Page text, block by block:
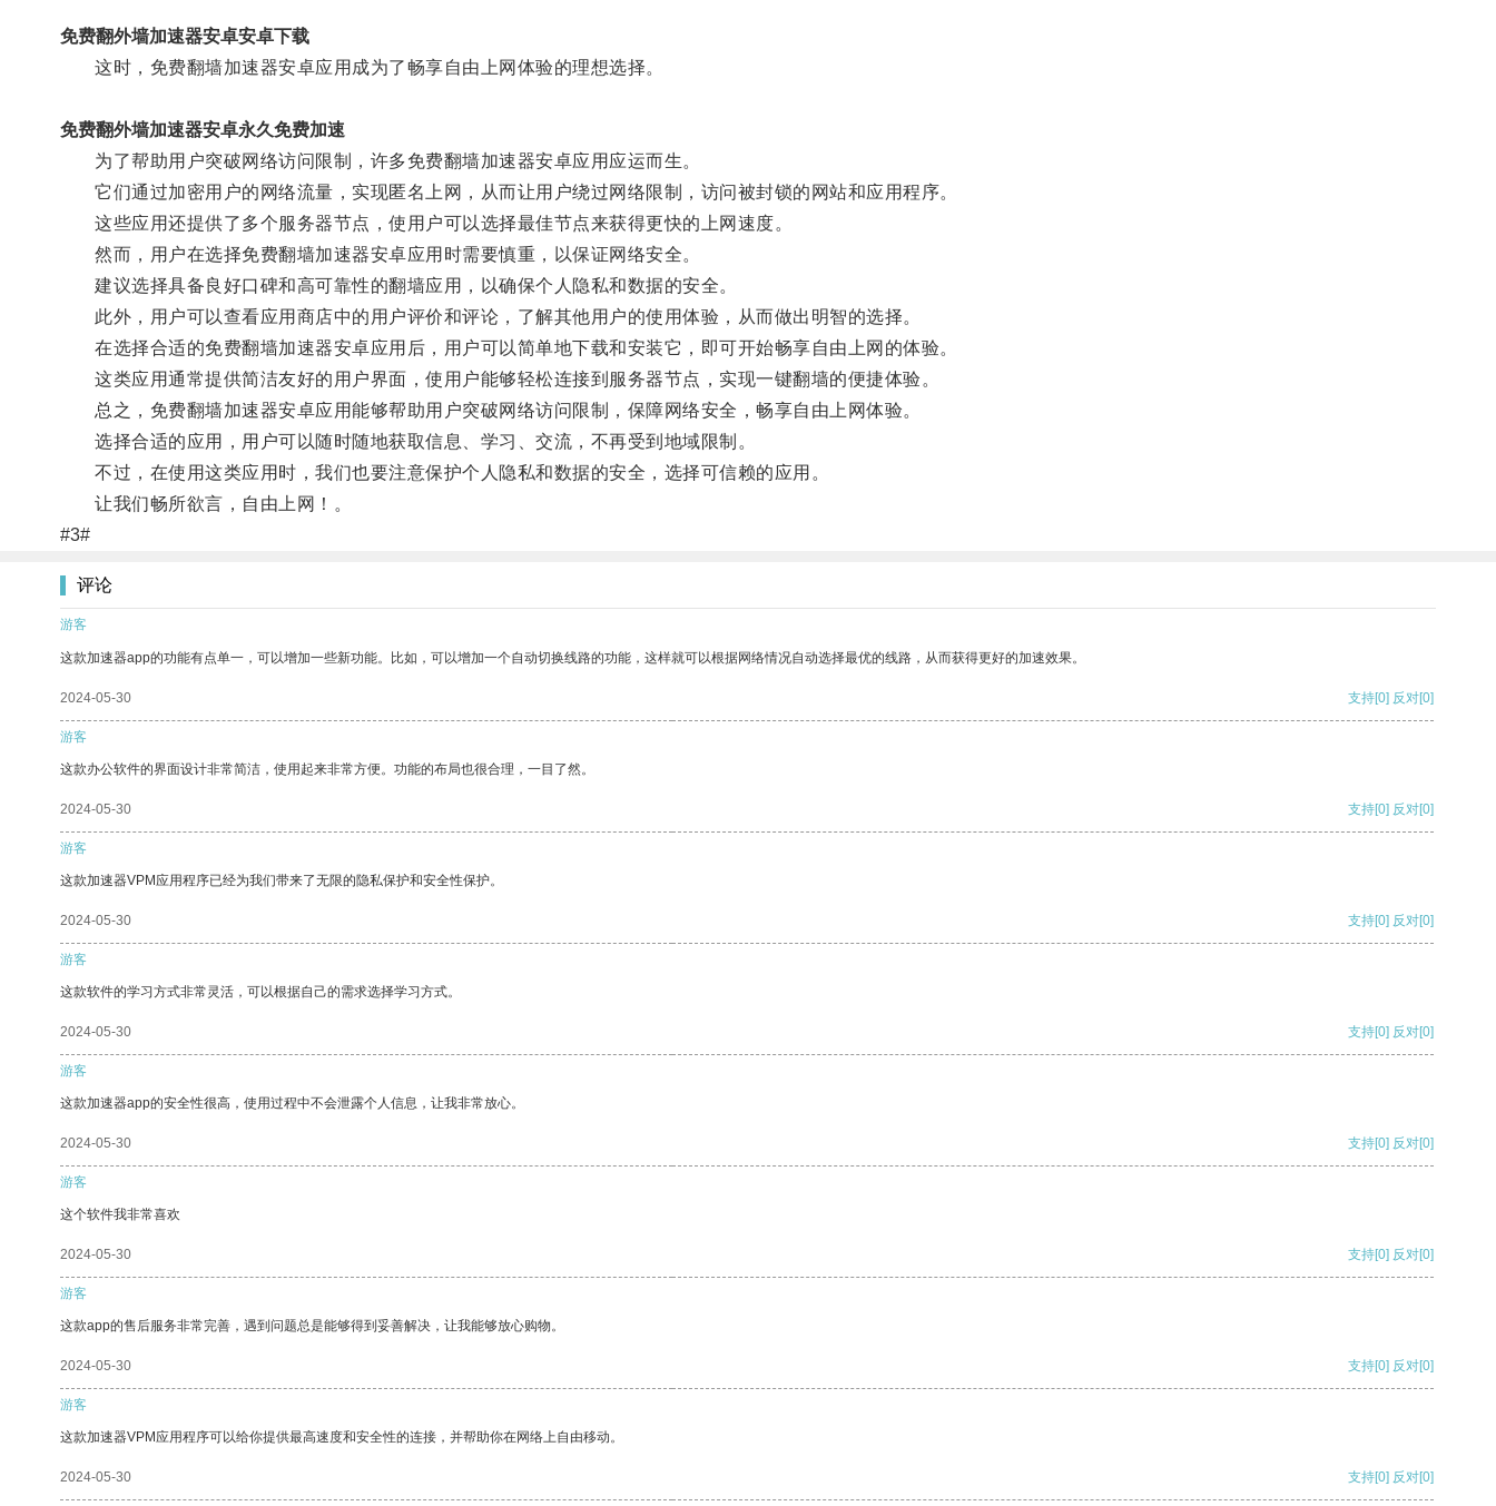
免费翻外墙加速器安卓安卓下载
这时，免费翻墙加速器安卓应用成为了畅享自由上网体验的理想选择。
免费翻外墙加速器安卓永久免费加速
为了帮助用户突破网络访问限制，许多免费翻墙加速器安卓应用应运而生。
它们通过加密用户的网络流量，实现匿名上网，从而让用户绕过网络限制，访问被封锁的网站和应用程序。
这些应用还提供了多个服务器节点，使用户可以选择最佳节点来获得更快的上网速度。
然而，用户在选择免费翻墙加速器安卓应用时需要慎重，以保证网络安全。
建议选择具备良好口碑和高可靠性的翻墙应用，以确保个人隐私和数据的安全。
此外，用户可以查看应用商店中的用户评价和评论，了解其他用户的使用体验，从而做出明智的选择。
在选择合适的免费翻墙加速器安卓应用后，用户可以简单地下载和安装它，即可开始畅享自由上网的体验。
这类应用通常提供简洁友好的用户界面，使用户能够轻松连接到服务器节点，实现一键翻墙的便捷体验。
总之，免费翻墙加速器安卓应用能够帮助用户突破网络访问限制，保障网络安全，畅享自由上网体验。
选择合适的应用，用户可以随时随地获取信息、学习、交流，不再受到地域限制。
不过，在使用这类应用时，我们也要注意保护个人隐私和数据的安全，选择可信赖的应用。
让我们畅所欲言，自由上网！。
#3#
评论
游客
这款加速器app的功能有点单一，可以增加一些新功能。比如，可以增加一个自动切换线路的功能，这样就可以根据网络情况自动选择最优的线路，从而获得更好的加速效果。
2024-05-30 支持[0] 反对[0]
游客
这款办公软件的界面设计非常简洁，使用起来非常方便。功能的布局也很合理，一目了然。
2024-05-30 支持[0] 反对[0]
游客
这款加速器VPM应用程序已经为我们带来了无限的隐私保护和安全性保护。
2024-05-30 支持[0] 反对[0]
游客
这款软件的学习方式非常灵活，可以根据自己的需求选择学习方式。
2024-05-30 支持[0] 反对[0]
游客
这款加速器app的安全性很高，使用过程中不会泄露个人信息，让我非常放心。
2024-05-30 支持[0] 反对[0]
游客
这个软件我非常喜欢
2024-05-30 支持[0] 反对[0]
游客
这款app的售后服务非常完善，遇到问题总是能够得到妥善解决，让我能够放心购物。
2024-05-30 支持[0] 反对[0]
游客
这款加速器VPM应用程序可以给你提供最高速度和安全性的连接，并帮助你在网络上自由移动。
2024-05-30 支持[0] 反对[0]